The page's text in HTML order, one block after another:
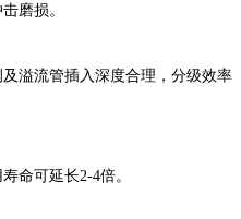
磨损。
溢流管插入深度合理，分级效率
命可延长2-4倍。